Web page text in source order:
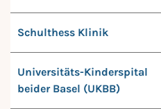
Schulthess Klinik
Universitäts-Kinderspital
beider Basel (UKBB)